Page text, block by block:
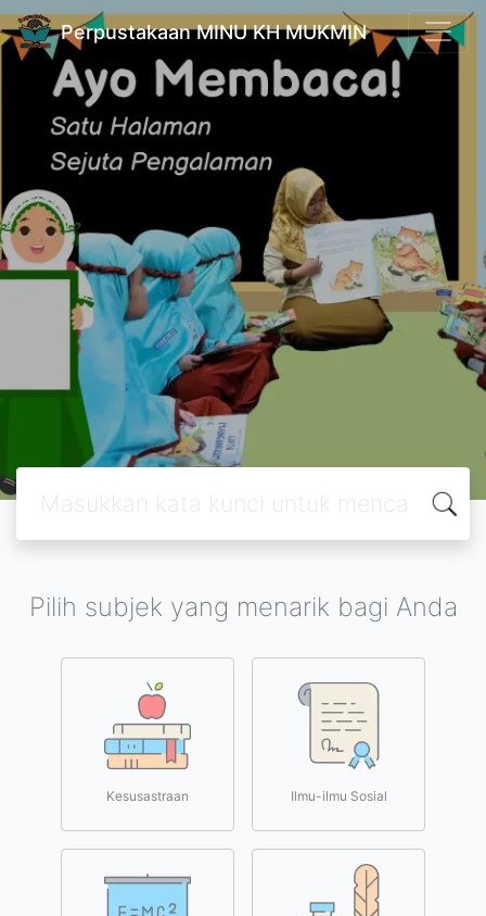
Perpustakaan MINU KH MUKMIN
Pilih subjek yang menarik bagi Anda
Kesusastraan Ilmu-ilmu Sosial